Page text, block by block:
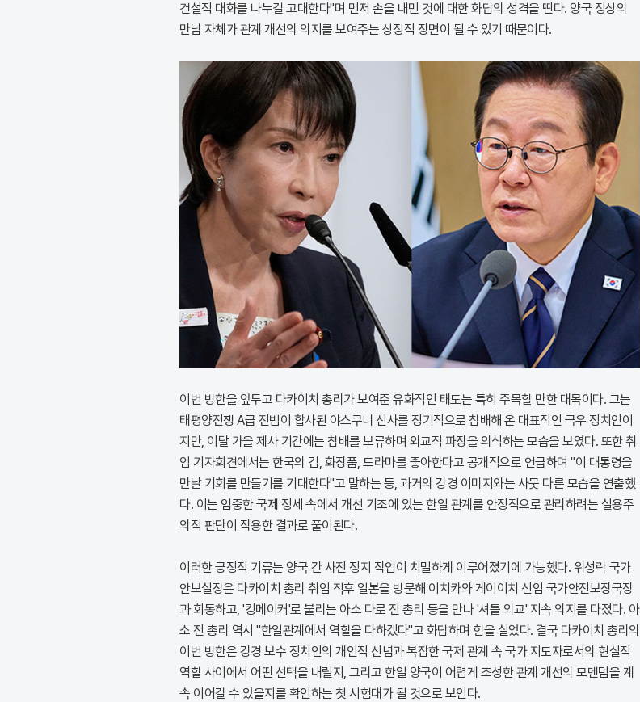
건설적 대화를 나누길 고대한다"며 먼저 손을 내민 것에 대한 화답의 성격을 띤다. 양국 정상의
만남 자체가 관계 개선의 의지를 보여주는 상징적 장면이 될 수 있기 때문이다.
이번 방한을 앞두고 다카이치 총리가 보여준 유화적인 태도는 특히 주목할 만한 대목이다. 그는
태평양전쟁 A급 전범이 합사된 야스쿠니 신사를 정기적으로 참배해 온 대표적인 극우 정치인이
지만, 이달 가을 제사 기간에는 참배를 보류하며 외교적 파장을 의식하는 모습을 보였다. 또한 취
임 기자회견에서는 한국의 김, 화장품, 드라마를 좋아한다고 공개적으로 언급하며 "이 대통령을
만날 기회를 만들기를 기대한다"고 말하는 등, 과거의 강경 이미지와는 사뭇 다른 모습을 연출했
다. 이는 엄중한 국제 정세 속에서 개선 기조에 있는 한일 관계를 안정적으로 관리하려는 실용주
의적 판단이 작용한 결과로 풀이된다.
이러한 긍정적 기류는 양국 간 사전 정지 작업이 치밀하게 이루어졌기에 가능했다. 위성락 국가
안보실장은 다카이치 총리 취임 직후 일본을 방문해 이치카와 게이이치 신임 국가안전보장국장
과 회동하고, '킹메이커'로 불리는 아소 다로 전 총리 등을 만나 '셔틀 외교' 지속 의지를 다졌다. 아
소 전 총리 역시 "한일관계에서 역할을 다하겠다"고 화답하며 힘을 실었다. 결국 다카이치 총리의
이번 방한은 강경 보수 정치인의 개인적 신념과 복잡한 국제 관계 속 국가 지도자로서의 현실적
역할 사이에서 어떤 선택을 내릴지, 그리고 한일 양국이 어렵게 조성한 관계 개선의 모멘텀을 계
속 이어갈 수 있을지를 확인하는 첫 시험대가 될 것으로 보인다.